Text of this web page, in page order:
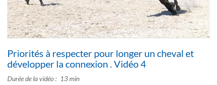
Priorités à respecter pour longer un cheval et
développer la connexion . Vidéo 4
Durée de la vidéo
13 min